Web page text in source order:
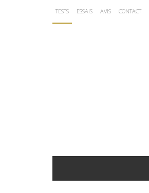
TESTS ESSAIS AVIS CONTACT